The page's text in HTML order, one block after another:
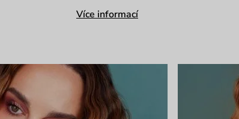
Více informací